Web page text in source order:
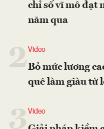
chỉ số vĩ mô đạt
năm qua
2Video
Bỏ mức lương
quê làm giàu từ
Video